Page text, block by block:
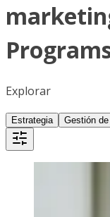
Explorar
Estrategia Gestión de